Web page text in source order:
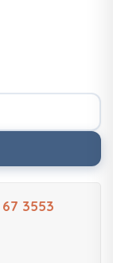
PING Chất Vải
3553